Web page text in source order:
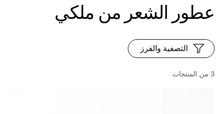
عطور الشعر من ملكي
3 من المنتجات
التصفية والفرز